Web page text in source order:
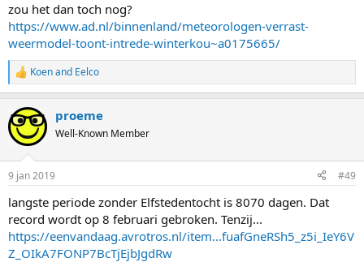
zou het dan toch nog?
https://www.ad.nl/binnenland/meteorologen-verrast-
weermodel-toont-intrede-winterkou~a0175665/
R
e
c
t
i
n
s
Koenand Eelco
proeme
Well-Known Member
9 jan 2019 #49
langste periode zonder Elfstedentocht is 8070 dagen. Dat
record wordt op 8 februari gebroken. Tenzij...
https://eenvandaag.avrotros.nl/item...fuafGneRSh5_z5i_IeY6V
Z_OIkA7FONP7BcTjEjbJgdRw